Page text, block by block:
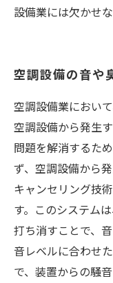
設備業には欠かせ
空調設備の音や
空調設備業におい
空調設備から発生
問題を解消するた
ず、空調設備から
キャンセリング技
す。このシステム
打ち消すことで、
音レベルに合わせ
で、装置からの騒